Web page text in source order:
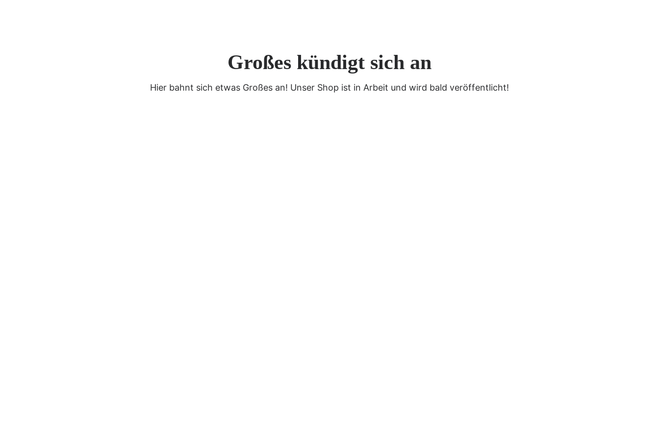
Großes kündigt sich an
Hier bahnt sich etwas Großes an! Unser Shop ist in Arbeit und wird bald veröffentlicht!